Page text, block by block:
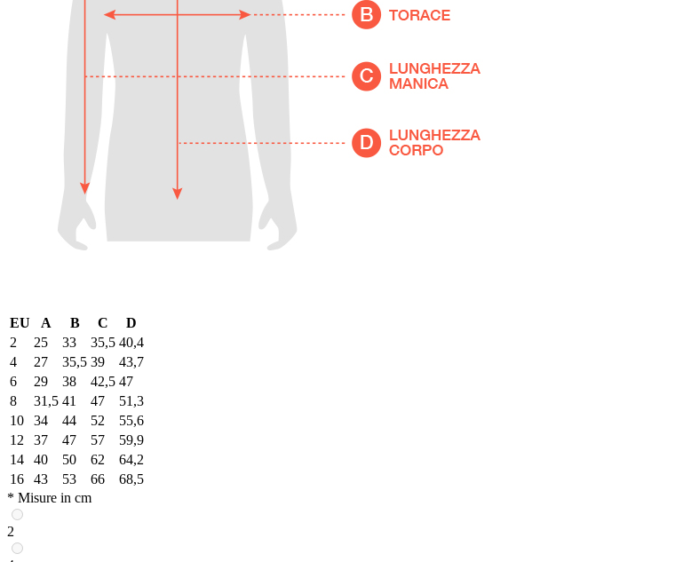
EU A B C
D
2
25 33 35,5 40,4
4
27 35,5 39
43,7
6
29 38 42,5 47
8
31,5 41 47
51,3
10
34 44 52
55,6
12
37 47 57
59,9
14
40 50 62
64,2
16
43 53 66
68,5
* Misure in cm
2